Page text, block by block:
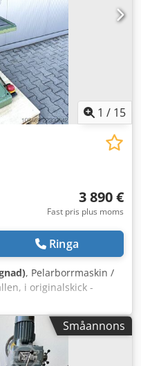
1 / 15
3 890 €
Fast pris plus moms
Ringa
, Pelarborrmaskin /
i originalskick -
ca 280 mm -
ca 180 mm -
-Varvtalsområde
Spindelskydd -
N Tjx Afuoha -
Småannons